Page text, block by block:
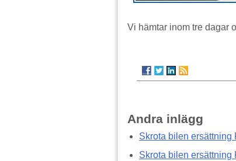
Vi hämtar inom tre dagar
Andra inlägg
Skrota bilen ersättning
Skrota bilen ersättning